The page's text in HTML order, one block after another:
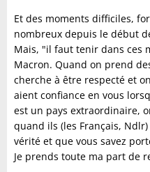
Et des moments difficiles,
nombreux depuis le début
Mais, "il faut tenir dans ces
Macron. Quand on prend
cherche à être respecté et
aient confiance en vous
est un pays extraordinaire,
quand ils (les Français,
vérité et que vous savez
Je prends toute ma part de